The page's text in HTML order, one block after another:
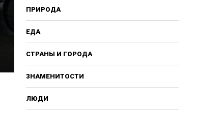
ПРИРОДА
ЕДА
СТРАНЫ И ГОРОДА
ЗНАМЕНИТОСТИ
ЛЮДИ